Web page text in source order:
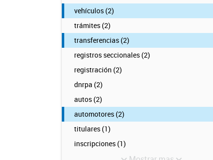
vehículos (2)
trámites (2)
transferencias (2)
registros seccionales (2)
registración (2)
dnrpa (2)
autos (2)
automotores (2)
titulares (1)
inscripciones (1)